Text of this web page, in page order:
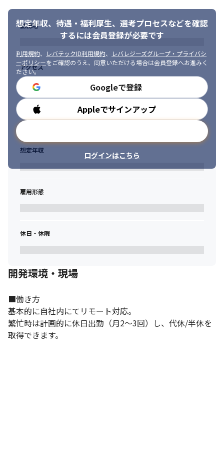
想定年収、待遇・福利厚生、 選考プロセスなどを確認
するには会員登録が必要です
利用規約、 レバテックID利用規約、
レバレジーズグループ・プライバシ
ーポリシーをご確認のうえ、同意いただける場合は会員登録へお進みく
ださい。
Googleで登録
Appleでサインアップ
ログインはこちら
勤務地
アクセス
勤務時間
想定年収
雇用形態
休日・休暇
開発環境・現場
■働き方
基本的に自社内にてリモート対応。
繁忙時は計画的に休日出勤（月2～3回）し、代休/半休を
取得できます。